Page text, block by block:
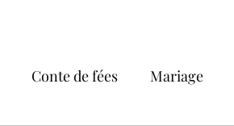
Conte de fées Mariage